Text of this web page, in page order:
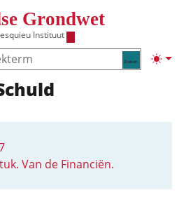
Grondwet
Instituut
Zoeken
Van de Financiën.